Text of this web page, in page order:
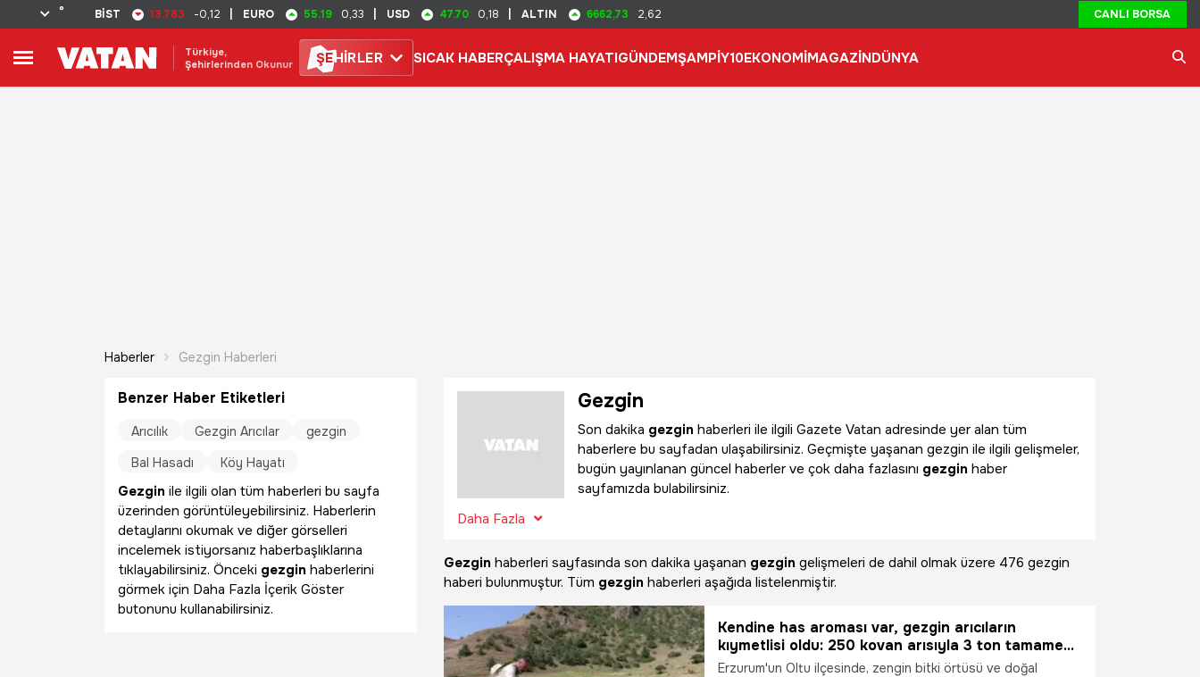
° BİST 13.783 -0,12 EURO 55.19 0,33 USD 47.70 0,18 ALTIN 6662,73 2,62 CANLI BORSA
Türkiye,
Şehirlerinden Okunur
ŞEHİRLER SICAK HABERÇALIŞMA HAYATIGÜNDEMŞAMPİY10EKONOMİMAGAZİNDÜNYA
Haberler Gezgin Haberleri
Gezgin
Son dakika gezgin haberleri ile ilgili Gazete Vatan adresinde yer alan tüm
haberlere bu sayfadan ulaşabilirsiniz. Geçmişte yaşanan gezgin ile ilgili gelişmeler,
bugün yayınlanan güncel haberler ve çok daha fazlasını gezgin haber
sayfamızda bulabilirsiniz.
Daha Fazla
Gezgin haberleri sayfasında son dakika yaşanan gezgin gelişmeleri de dahil olmak üzere 476 gezgin
haberi bulunmuştur. Tüm gezgin haberleri aşağıda listelenmiştir.
Kendine has aroması var, gezgin arıcıların
kıymetlisi oldu: 250 kovan arısıyla 3 ton tamamen
doğal Oltu balı üretecek!
Erzurum'un Oltu ilçesinde, zengin bitki örtüsü ve doğal
Benzer Haber Etiketleri
Arıcılık Gezgin Arıcılar
gezgin
Bal Hasadı
Köy Hayatı
Gezgin ile ilgili olan tüm haberleri bu sayfa
üzerinden görüntüleyebilirsiniz. Haberlerin
detaylarını okumak ve diğer görselleri
incelemek istiyorsanız haberbaşlıklarına
tıklayabilirsiniz. Önceki gezgin haberlerini
görmek için Daha Fazla İçerik Göster
butonunu kullanabilirsiniz.